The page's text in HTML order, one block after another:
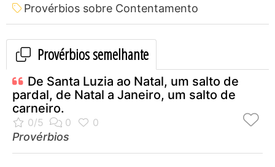
Provérbios sobre Contentamento
Provérbios semelhante
De Santa Luzia ao Natal, um salto de
pardal, de Natal a Janeiro, um salto de
carneiro.
Provérbios